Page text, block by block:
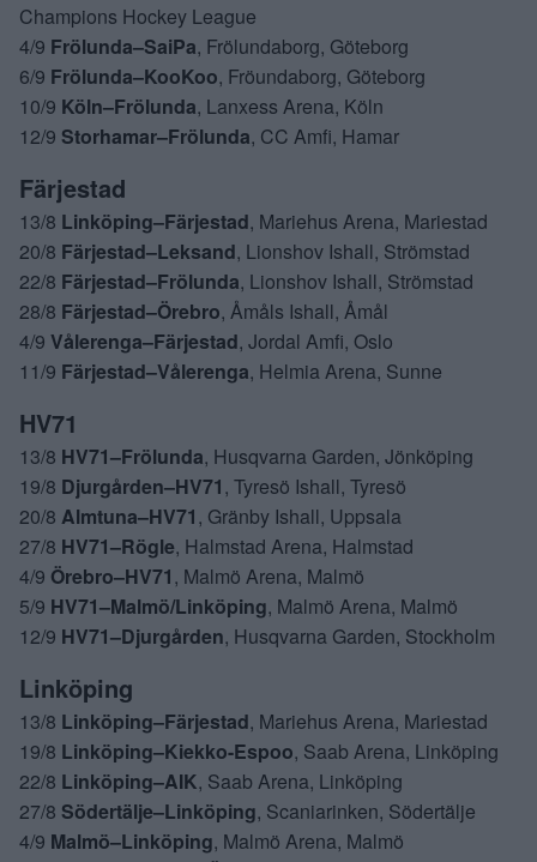
Champions Hockey League
4/9 Frölunda–SaiPa, Frölundaborg, Göteborg
6/9 Frölunda–KooKoo, Fröundaborg, Göteborg
10/9 Köln–Frölunda, Lanxess Arena, Köln
12/9 Storhamar–Frölunda, CC Amfi, Hamar
Färjestad
13/8 Linköping–Färjestad, Mariehus Arena, Mariestad
20/8 Färjestad–Leksand, Lionshov Ishall, Strömstad
22/8 Färjestad–Frölunda, Lionshov Ishall, Strömstad
28/8 Färjestad–Örebro, Åmåls Ishall, Åmål
4/9 Vålerenga–Färjestad, Jordal Amfi, Oslo
11/9 Färjestad–Vålerenga, Helmia Arena, Sunne
HV71
13/8 HV71–Frölunda, Husqvarna Garden, Jönköping
19/8 Djurgården–HV71, Tyresö Ishall, Tyresö
20/8 Almtuna–HV71, Gränby Ishall, Uppsala
27/8 HV71–Rögle, Halmstad Arena, Halmstad
4/9 Örebro–HV71, Malmö Arena, Malmö
5/9 HV71–Malmö/Linköping, Malmö Arena, Malmö
12/9 HV71–Djurgården, Husqvarna Garden, Stockholm
Linköping
13/8 Linköping–Färjestad, Mariehus Arena, Mariestad
19/8 Linköping–Kiekko-Espoo, Saab Arena, Linköping
22/8 Linköping–AIK, Saab Arena, Linköping
27/8 Södertälje–Linköping, Scaniarinken, Södertälje
4/9 Malmö–Linköping, Malmö Arena, Malmö